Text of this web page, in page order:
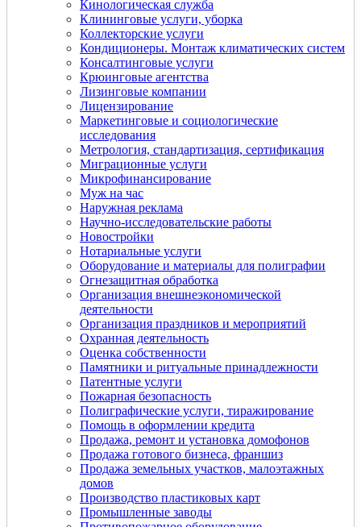
Кинологическая служба
Клининговые услуги, уборка
Коллекторские услуги
Кондиционеры. Монтаж климатических систем
Консалтинговые услуги
Крюинговые агентства
Лизинговые компании
Лицензирование
Маркетинговые и социологические
исследования
Метрология, стандартизация, сертификация
Миграционные услуги
Микрофинансирование
Муж на час
Наружная реклама
Научно-исследовательские работы
Новостройки
Нотариальные услуги
Оборудование и материалы для полиграфии
Огнезащитная обработка
Организация внешнеэкономической
деятельности
Организация праздников и мероприятий
Охранная деятельность
Оценка собственности
Памятники и ритуальные принадлежности
Патентные услуги
Пожарная безопасность
Полиграфические услуги, тиражирование
Помощь в оформлении кредита
Продажа, ремонт и установка домофонов
Продажа готового бизнеса, франшиз
Продажа земельных участков, малоэтажных
домов
Производство пластиковых карт
Промышленные заводы